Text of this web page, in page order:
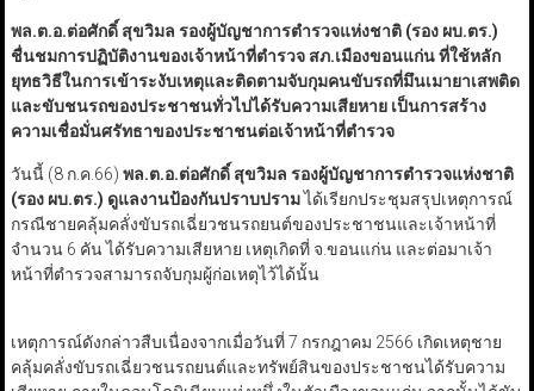
พล.ต.อ.ต่อศักดิ์ สุขวิมล รองผู้บัญชาการตำรวจแห่งชาติ (รอง ผบ.ตร.)
ชื่นชมการปฏิบัติงานของเจ้าหน้าที่ตำรวจ สภ.เมืองขอนแก่น ที่ใช้หลัก
ยุทธวิธีในการเข้าระงับเหตุและติดตามจับกุมคนขับรถที่มึนเมายาเสพติด
และขับชนรถของประชาชนทั่วไปได้รับความเสียหาย เป็นการสร้าง
ความเชื่อมั่นศรัทธาของประชาชนต่อเจ้าหน้าที่ตำรวจ
วันนี้ (8 ก.ค.66) พล.ต.อ.ต่อศักดิ์ สุขวิมล รองผู้บัญชาการตำรวจแห่งชาติ
(รอง ผบ.ตร.) ดูแลงานป้องกันปราบปรามได้เรียกประชุมสรุปเหตุการณ์
กรณีชายคลุ้มคลั่งขับรถเฉี่ยวชนรถยนต์ของประชาชนและเจ้าหน้าที่
จำนวน 6 คัน ได้รับความเสียหาย เหตุเกิดที่ จ.ขอนแก่น และต่อมาเจ้า
หน้าที่ตำรวจสามารถจับกุมผู้ก่อเหตุไว้ได้นั้น
เหตุการณ์ดังกล่าวสืบเนื่องจากเมื่อวันที่ 7 กรกฎาคม 2566 เกิดเหตุชาย
คลุ้มคลั่งขับรถเฉี่ยวชนรถยนต์และทรัพย์สินของประชาชนได้รับความ